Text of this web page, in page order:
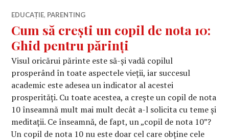
EDUCAȚIE, PARENTING
Cum să crești un copil de nota 10:
Ghid pentru părinți
Visul oricărui părinte este să-și vadă copilul
prosperând în toate aspectele vieții, iar succesul
academic este adesea un indicator al acestei
prosperități. Cu toate acestea, a crește un copil de nota
10 înseamnă mult mai mult decât a-l solicita cu teme și
meditații. Ce înseamnă, de fapt, un „copil de nota 10”?
Un copil de nota 10 nu este doar cel care obține cele